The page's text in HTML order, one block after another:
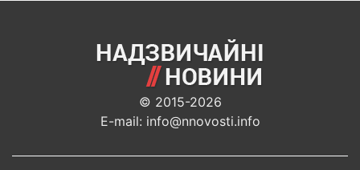
© 2015-2026
E-mail: info@nnovosti.info